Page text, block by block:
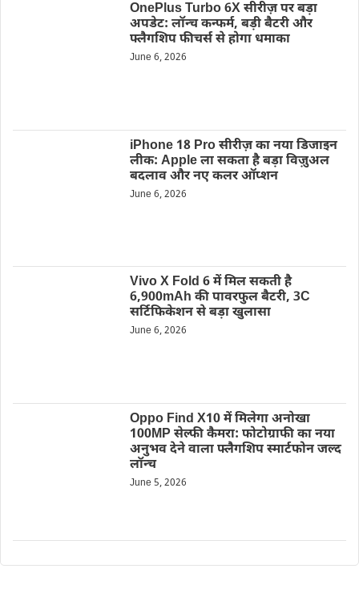
OnePlus Turbo 6X सीरीज़ पर बड़ा
अपडेट: लॉन्च कन्फर्म, बड़ी बैटरी और
फ्लैगशिप फीचर्स से होगा धमाका
June 6, 2026
iPhone 18 Pro सीरीज़ का नया डिजाइन
लीक: Apple ला सकता है बड़ा विज़ुअल
बदलाव और नए कलर ऑप्शन
June 6, 2026
Vivo X Fold 6 में मिल सकती है
6,900mAh की पावरफुल बैटरी, 3C
सर्टिफिकेशन से बड़ा खुलासा
June 6, 2026
Oppo Find X10 में मिलेगा अनोखा
100MP सेल्फी कैमरा: फोटोग्राफी का नया
अनुभव देने वाला फ्लैगशिप स्मार्टफोन जल्द
लॉन्च
June 5, 2026